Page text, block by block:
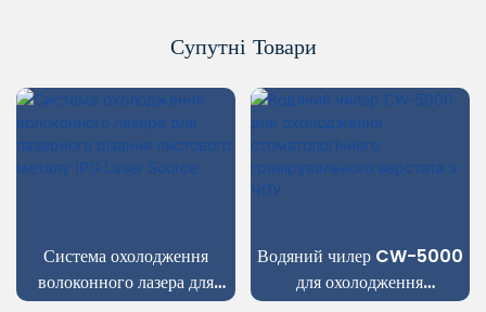
Супутні Товари
Система охолодження
волоконного лазера для
Водяний чилер CW-5000
для охолодження